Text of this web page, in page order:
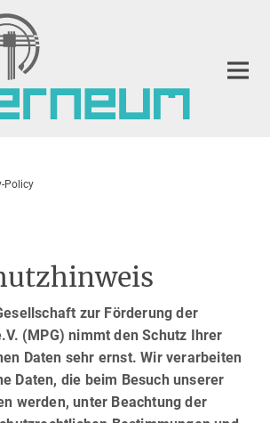
Policy
zur Förderung der
(MPG) nimmt den Schutz Ihrer
Daten sehr ernst. Wir verarbeiten
Daten, die beim Besuch unserer
werden, unter Beachtung der